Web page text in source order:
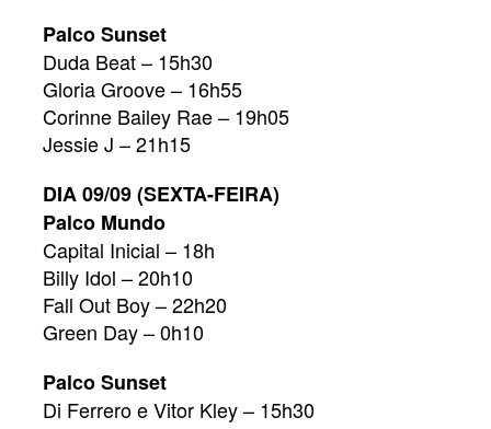
Palco Sunset
Duda Beat – 15h30
Gloria Groove – 16h55
Corinne Bailey Rae – 19h05
Jessie J – 21h15
DIA 09/09 (SEXTA-FEIRA)
Palco Mundo
Capital Inicial – 18h
Billy Idol – 20h10
Fall Out Boy – 22h20
Green Day – 0h10
Palco Sunset
Di Ferrero e Vitor Kley – 15h30